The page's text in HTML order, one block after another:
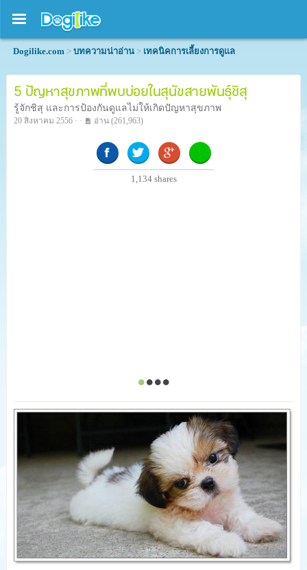
Dogilike.com > บทความน่าอ่าน > เทคนิคการเลี้ยงการดูแล
5 ปัญหาสุขภาพที่พบบ่อยในสุนัขสายพันธุ์ชิสุ
รู้จักชิสุ และการป้องกันดูแลไม่ให้เกิดปัญหาสุขภาพ
20 สิงหาคม 2556 · · อ่าน (261,963)
1,134 shares